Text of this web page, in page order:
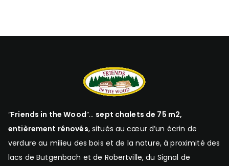
“Friends in the Wood“… sept chalets de 75 m2,
entièrement rénovés, situés au cœur d’un écrin de
verdure au milieu des bois et de la nature, à proximité des
lacs de Butgenbach et de Robertville, du Signal de